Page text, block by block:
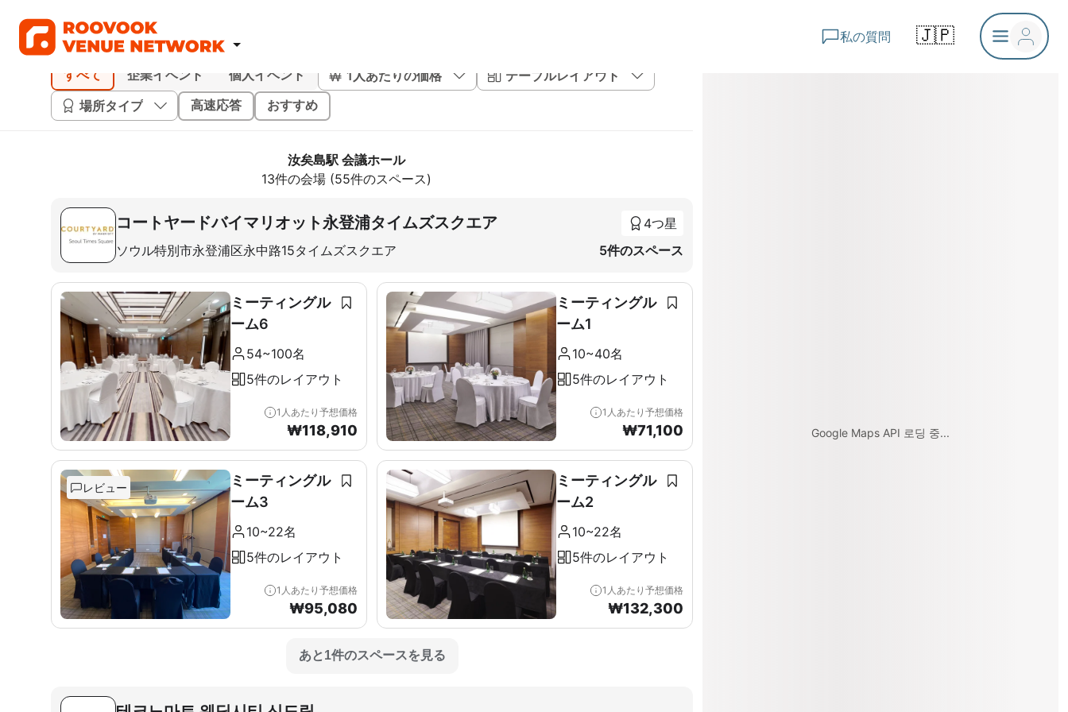
私の質問 🇯🇵
すべて 企業イベント 個人イベント 1人あたりの価格
テーブルレイアウト
場所タイプ
高速応答 おすすめ
汝矣島駅 会議ホール
13件の会場 (55件のスペース)
コートヤードバイマリオット永登浦タイムズスクエア
ソウル特別市永登浦区永中路15タイムズスクエア
4つ星
5件のスペース
ミーティングル
ーム6
54~100名
5件のレイアウト
1人あたり予想価格
₩118,910
ミーティングル
ーム1
10~40名
5件のレイアウト
1人あたり予想価格
₩71,100
レビュー
ミーティングル
ーム3
10~22名
5件のレイアウト
1人あたり予想価格
₩95,080
ミーティングル
ーム2
10~22名
5件のレイアウト
1人あたり予想価格
₩132,300
あと1件のスペースを見る
Google Maps API 로딩 중...